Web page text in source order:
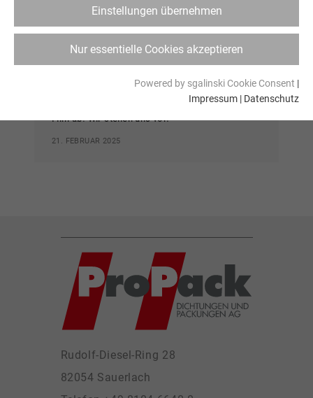
Zugang zu geschützten Bereichen gewährt.
Nur essentielle Cookies akzeptieren
Einstellungen übernehmen
Powered by sgalinski Cookie Consent |
Impressum | Datenschutz
Film ab! Wir stellen uns vor.
21. FEBRUAR 2025
Rudolf-Diesel-Ring 28
82054 Sauerlach